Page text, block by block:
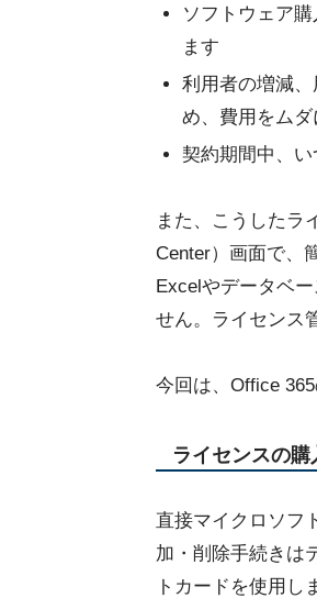
ソフトウェア
ます
利用者の増減
め、費用をム
契約期間中、
また、こうしたラ
Center）画面で、
Excelやデータベ
せん。ライセンス
今回は、Office
ライセンスの購
直接マイクロソフ
加・削除手続きは
トカードを使用し